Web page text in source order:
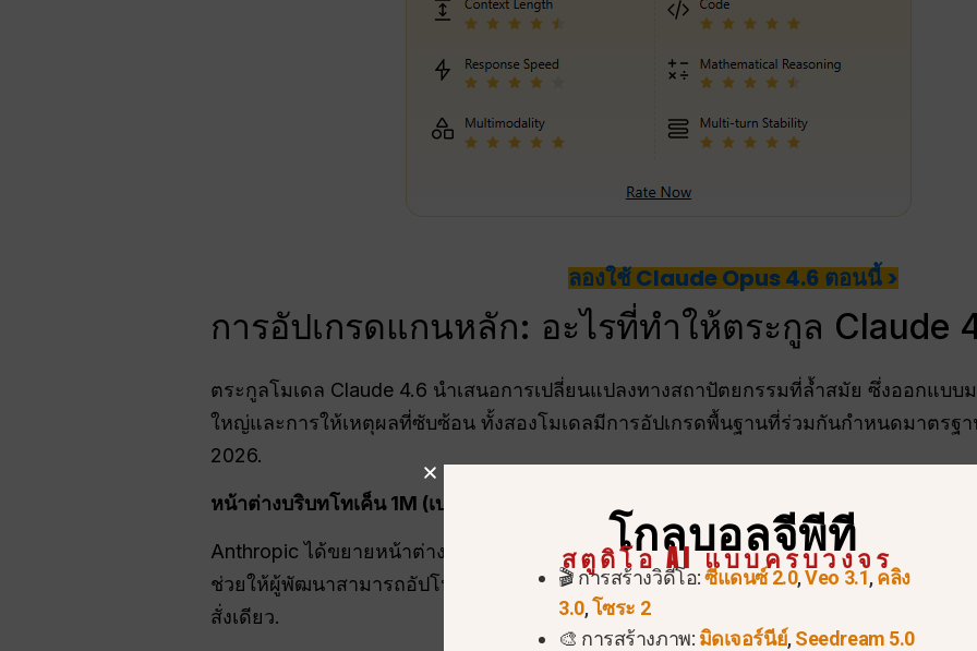
ลองใช้ Claude Opus 4.6 ตอนนี้ >
การอัปเกรดแกนหลัก: อะไรที่ทำให้ตระกูล Claude
ตระกูลโมเดล Claude 4.6 นำเสนอการเปลี่ยนแปลงทางสถาปัตยกรรมที่ล้ำสมัย ซึ่งออกแบ
ใหญ่และการให้เหตุผลที่ซับซ้อน ทั้งสองโมเดลมีการอัปเกรดพื้นฐานที่ร่วมกันกำหนดมาตรฐ
2026.
หน้าต่างบริบทโทเค็น 1M (เบต้า)
Anthropic ได้ขยายหน้าต่างบริบทให้กว้างขึ้นอย่างน่าทึ่ง1,000,000 โทเค็นสำหรับ สำหรั
ช่วยให้ผู้พัฒนาสามารถอัปโหลดโค้ดเบสทั้งหมด เอกสารทางกฎหมายขนาดใหญ่ หรือรายงา
สั่งเดียว.
โกลบอลจีพีที
สตูดิโอ AI แบบครบวงจร
🎬 การสร้างวิดีโอ:ซีแดนซ์ 2.0,Veo 3.1,คลิง
3.0,โซระ 2
🎨 การสร้างภาพ: มิดเจอร์นีย์,Seedream 5.0